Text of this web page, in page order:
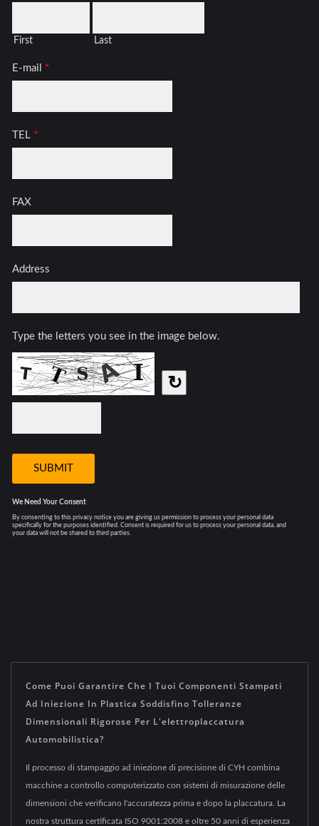
Come Puoi Garantire Che I Tuoi Componenti Stampati
Ad Iniezione In Plastica Soddisfino Tolleranze
Dimensionali Rigorose Per L'elettroplaccatura
Automobilistica?
Il processo di stampaggio ad iniezione di precisione di CYH combina
macchine a controllo computerizzato con sistemi di misurazione delle
dimensioni che verificano l'accuratezza prima e dopo la placcatura. La
nostra struttura certificata ISO 9001:2008 e oltre 50 anni di esperienza